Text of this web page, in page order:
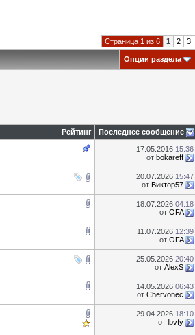
Страница 1 из 6 1 2 3
Опции раздела
Рейтинг
Последнее сообщение
17.05.2016 15:36
от bokareff
20.07.2026 15:47
от Виктор57
18.07.2026 04:18
от OFA
11.07.2026 12:39
от OFA
25.05.2026 20:40
от AlexS
14.05.2026 06:43
от Chervonec
29.04.2026 18:10
от lbvfy